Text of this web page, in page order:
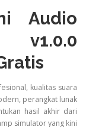
Audio
v1.0.0
kualitas suara
perangkat lunak
hasil akhir dari
simulator yang kini